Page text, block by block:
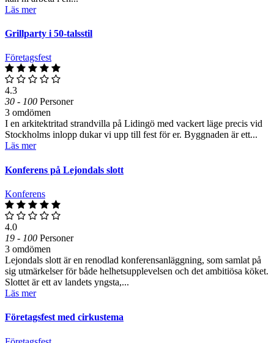
Läs mer
Grillparty i 50-talsstil
Företagsfest
4.3
30 - 100 Personer
3 omdömen
I en arkitektritad strandvilla på Lidingö med vackert läge precis vid
Stockholms inlopp dukar vi upp till fest för er. Byggnaden är ett...
Läs mer
Konferens på Lejondals slott
Konferens
4.0
19 - 100 Personer
3 omdömen
Lejondals slott är en renodlad konferensanläggning, som samlat på
sig utmärkelser för både helhetsupplevelsen och det ambitiösa köket.
Slottet är ett av landets yngsta,...
Läs mer
Företagsfest med cirkustema